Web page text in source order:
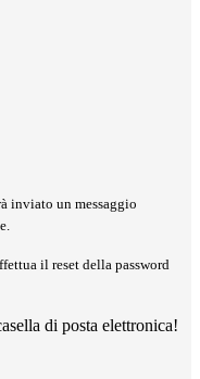
inviato un messaggio
il reset della password
di posta elettronica!